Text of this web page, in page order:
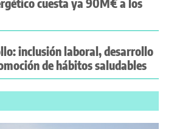
cuesta ya 90M€ a los
inclusión laboral, desarrollo
de hábitos saludables